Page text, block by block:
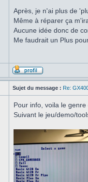
Après, je n'ai plus de
Même à réparer ça
Aucune idée donc de
Me faudrait un Plus
Sujet du message : Re:
Pour info, voila le genre
Suivant le jeu/demo/